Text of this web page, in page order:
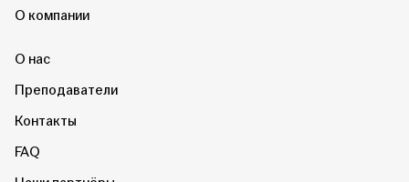
О компании
О нас
Преподаватели
Контакты
FAQ